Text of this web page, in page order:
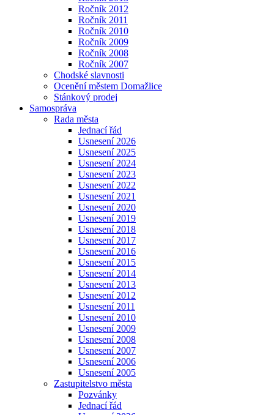
Ročník 2012
Ročník 2011
Ročník 2010
Ročník 2009
Ročník 2008
Ročník 2007
Chodské slavnosti
Ocenění městem Domažlice
Stánkový prodej
Samospráva
Rada města
Jednací řád
Usnesení 2026
Usnesení 2025
Usnesení 2024
Usnesení 2023
Usnesení 2022
Usnesení 2021
Usnesení 2020
Usnesení 2019
Usnesení 2018
Usnesení 2017
Usnesení 2016
Usnesení 2015
Usnesení 2014
Usnesení 2013
Usnesení 2012
Usnesení 2011
Usnesení 2010
Usnesení 2009
Usnesení 2008
Usnesení 2007
Usnesení 2006
Usnesení 2005
Zastupitelstvo města
Pozvánky
Jednací řád